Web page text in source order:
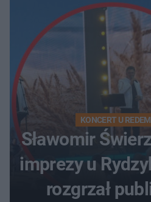
KONCERT U
Sławomir
imprezy u
rozgrzał